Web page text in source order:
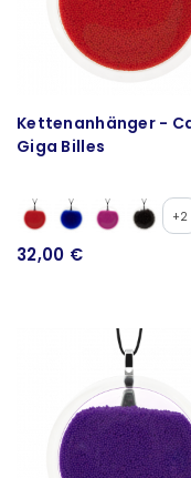
Kettenanhänger -
Giga Billes
+2
32,00 €